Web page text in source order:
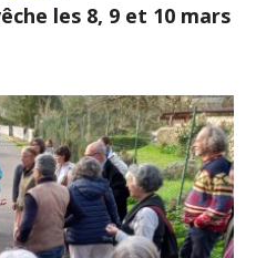
les 8, 9 et 10 mars